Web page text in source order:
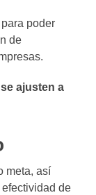
poder
de
ajusten a
meta, así
de